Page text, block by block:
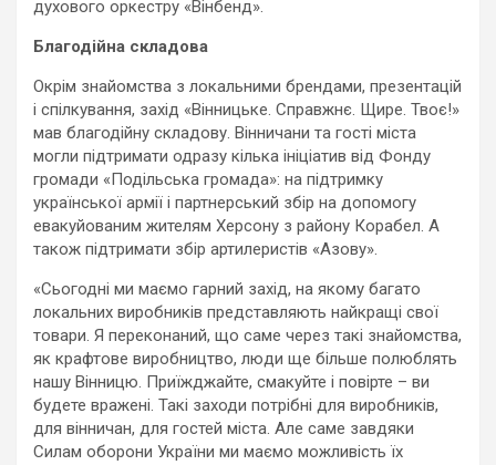
духового оркестру «Вінбенд».
Благодійна складова
Окрім знайомства з локальними брендами, презентацій
і спілкування, захід «Вінницьке. Справжнє. Щире. Твоє!»
мав благодійну складову. Вінничани та гості міста
могли підтримати одразу кілька ініціатив від Фонду
громади «Подільська громада»: на підтримку
української армії і партнерський збір на допомогу
евакуйованим жителям Херсону з району Корабел. А
також підтримати збір артилеристів «Азову».
«Сьогодні ми маємо гарний захід, на якому багато
локальних виробників представляють найкращі свої
товари. Я переконаний, що саме через такі знайомства,
як крафтове виробництво, люди ще більше полюблять
нашу Вінницю. Приїжджайте, смакуйте і повірте – ви
будете вражені. Такі заходи потрібні для виробників,
для вінничан, для гостей міста. Але саме завдяки
Силам оборони України ми маємо можливість їх